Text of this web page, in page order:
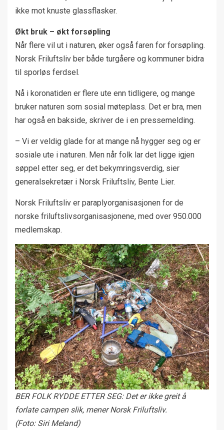
ikke mot knuste glassflasker.
Økt bruk – økt forsøpling
Når flere vil ut i naturen, øker også faren for forsøpling.
Norsk Friluftsliv ber både turgåere og kommuner bidra
til sporløs ferdsel.
Nå i koronatiden er flere ute enn tidligere, og mange
bruker naturen som sosial møteplass. Det er bra, men
har også en bakside, skriver de i en pressemelding.
– Vi er veldig glade for at mange nå hygger seg og er
sosiale ute i naturen. Men når folk lar det ligge igjen
søppel etter seg, er det bekymringsverdig, sier
generalsekretær i Norsk Friluftsliv, Bente Lier.
Norsk Friluftsliv er paraplyorganisasjonen for de
norske friluftslivsorganisasjonene, med over 950.000
medlemskap.
BER FOLK RYDDE ETTER SEG: Det er ikke greit å
forlate campen slik, mener Norsk Friluftsliv.
(Foto: Siri Meland)